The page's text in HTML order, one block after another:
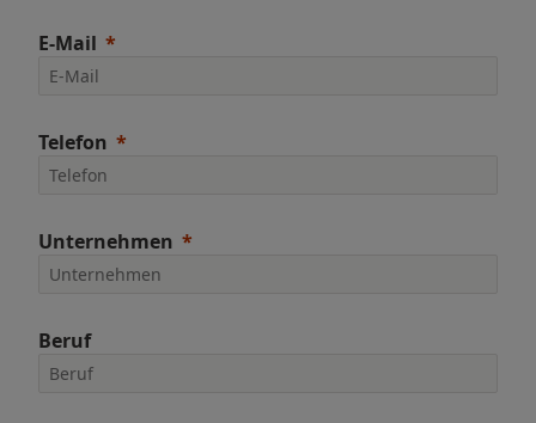
E-Mail
Telefon
Unternehmen
Beruf